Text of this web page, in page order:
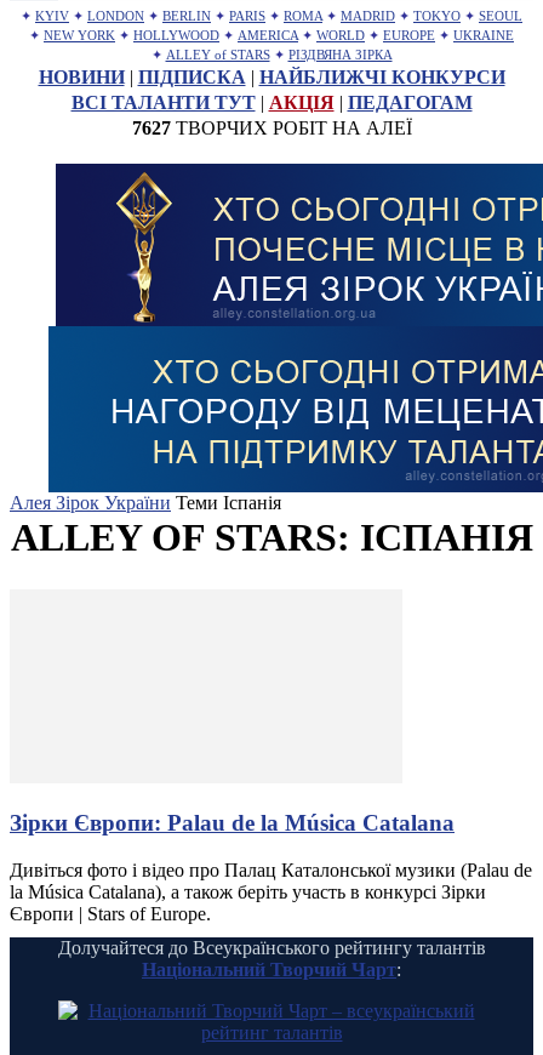
✦ KYIV ✦ LONDON ✦ BERLIN ✦ PARIS ✦ ROMA ✦ MADRID ✦ TOKYO ✦ SEOUL
✦ NEW YORK ✦ HOLLYWOOD ✦ AMERICA ✦ WORLD ✦ EUROPE ✦ UKRAINE
✦ ALLEY of STARS ✦ РІЗДВЯНА ЗІРКА
НОВИНИ| ПІДПИСКА | НАЙБЛИЖЧІ КОНКУРСИ
ВСІ ТАЛАНТИ ТУТ| АКЦІЯ| ПЕДАГОГАМ
7627ТВОРЧИХ РОБІТ НА АЛЕЇ
Алея Зірок України Теми Іспанія
ALLEY OF STARS: ІСПАНІЯ
Зірки Європи: Palau de la Música Catalana
Дивіться фото і відео про Палац Каталонської музики (Palau de
la Música Catalana), а також беріть участь в конкурсі Зірки
Європи | Stars of Europe.
Долучайтеся до Всеукраїнського рейтингу талантів
Національний Творчий Чарт: